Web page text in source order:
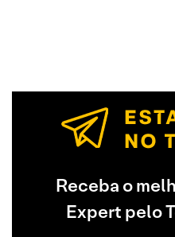
Receba o
Expert pelo